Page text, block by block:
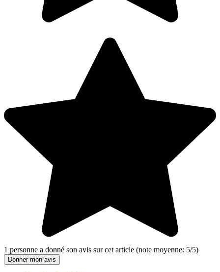
1 personne a donné son avis sur cet article (note moyenne: 5/5)
Donner mon avis